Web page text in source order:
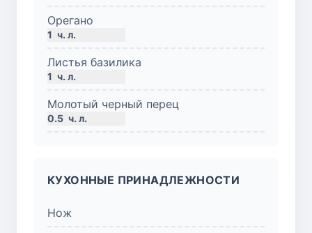
Орегано
1 ч. л.
Листья базилика
1 ч. л.
Молотый черный перец
0.5 ч. л.
КУХОННЫЕ ПРИНАДЛЕЖНОСТИ
Нож